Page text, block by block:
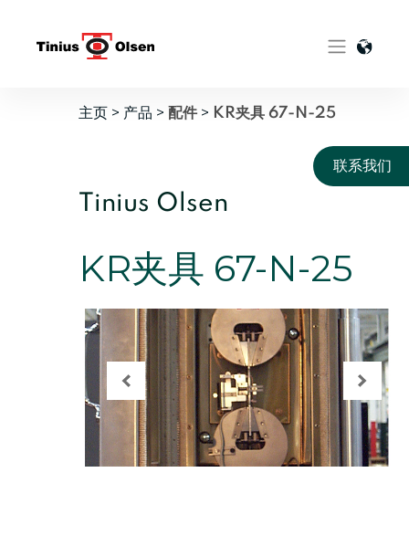
主页 > 产品 > 配件 > KR夹具 67-N-25
Tinius Olsen
KR夹具 67-N-25
联系我们